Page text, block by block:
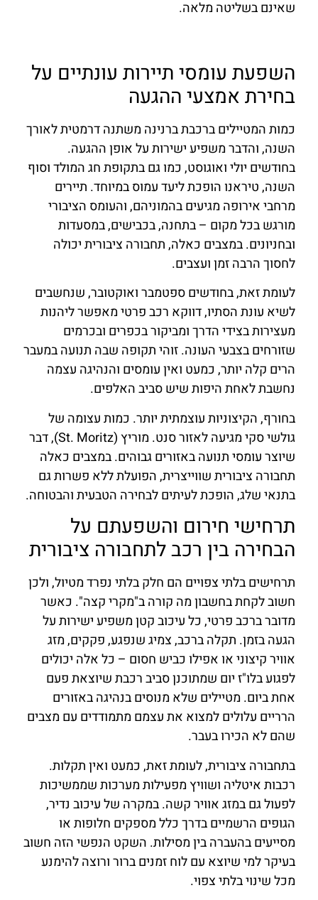
שאינם בשליטה מלאה.
השפעת עומסי תיירות עונתיים על
בחירת אמצעי ההגעה
כמות המטיילים ברכבת ברנינה משתנה דרמטית לאורך
השנה, והדבר משפיע ישירות על אופן ההגעה.
בחודשים יולי ואוגוסט, כמו גם בתקופת חג המולד וסוף
השנה, טיראנו הופכת ליעד עמוס במיוחד. תיירים
מרחבי אירופה מגיעים בהמוניהם, והעומס הציבורי
מורגש בכל מקום – בתחנה, בכבישים, במסעדות
ובחניונים. במצבים כאלה, תחבורה ציבורית יכולה
לחסוך הרבה זמן ועצבים.
לעומת זאת, בחודשים ספטמבר ואוקטובר, שנחשבים
לשיא עונת הסתיו, דווקא רכב פרטי מאפשר ליהנות
מעצירות בצידי הדרך ומביקור בכפרים ובכרמים
שזורחים בצבעי העונה. זוהי תקופה שבה תנועה במעבר
הרים קלה יותר, כמעט ואין עומסים והנהיגה עצמה
נחשבת לאחת היפות שיש סביב האלפים.
בחורף, הקיצוניות עוצמתית יותר. כמות עצומה של
גולשי סקי מגיעה לאזור סנט. מוריץ (St. Moritz), דבר
שיוצר עומסי תנועה באזורים גבוהים. במצבים כאלה
תחבורה ציבורית שווייצרית, הפועלת ללא פשרות גם
בתנאי שלג, הופכת לעיתים לבחירה הטבעית והבטוחה.
תרחישי חירום והשפעתם על
הבחירה בין רכב לתחבורה ציבורית
תרחישים בלתי צפויים הם חלק בלתי נפרד מטיול, ולכן
חשוב לקחת בחשבון מה קורה ב"מקרי קצה". כאשר
מדובר ברכב פרטי, כל עיכוב קטן משפיע ישירות על
הגעה בזמן. תקלה ברכב, צמיג שנפגע, פקקים, מזג
אוויר קיצוני או אפילו כביש חסום – כל אלה יכולים
לפגוע בלו"ז יום שמתוכנן סביב רכבת שיוצאת פעם
אחת ביום. מטיילים שלא מנוסים בנהיגה באזורים
הרריים עלולים למצוא את עצמם מתמודדים עם מצבים
שהם לא הכירו בעבר.
בתחבורה ציבורית, לעומת זאת, כמעט ואין תקלות.
רכבות איטליה ושוויץ מפעילות מערכות שממשיכות
לפעול גם במזג אוויר קשה. במקרה של עיכוב נדיר,
הגופים הרשמיים בדרך כלל מספקים חלופות או
מסייעים בהעברה בין מסילות. השקט הנפשי הזה חשוב
בעיקר למי שיוצא עם לוח זמנים ברור ורוצה להימנע
מכל שינוי בלתי צפוי.